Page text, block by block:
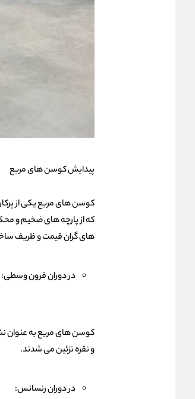
پیدایش کوسن های مربع
کوسن های مربع یکی از
که از پارچه های ضخیم و
های گران قیمت و ظریف
در دوران قرون وسطی:
کوسن های مربع به عنوان
و نقره تزئین می شدند.
در دوران رنسانس: